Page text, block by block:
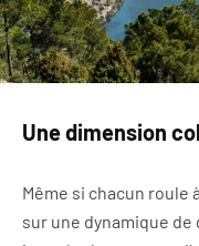
Une dimension
Même si chacun roule
sur une dynamique